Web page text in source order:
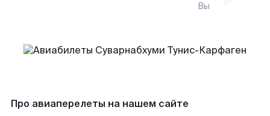
Вы
Про авиаперелеты на нашем сайте